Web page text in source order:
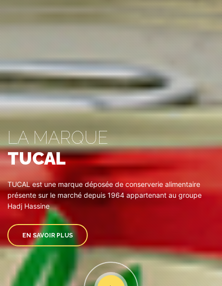
LA MARQUE
TUCAL
TUCAL est une marque déposée de conserverie alimentaire
présente sur le marché depuis 1964 appartenant au groupe
Hadj Hassine
EN SAVOIR PLUS